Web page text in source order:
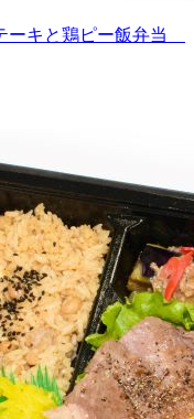
ーキと鶏ピー飯弁当